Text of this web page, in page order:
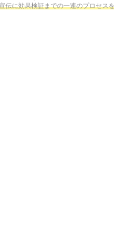
伝に効果検証までの一連のプロセス